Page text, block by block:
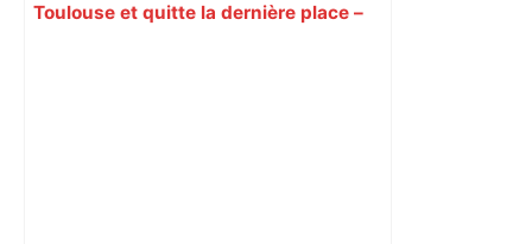
Toulouse et quitte la dernière place –